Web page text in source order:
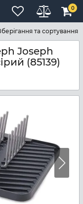
0
та сортування
Joseph
(85139)